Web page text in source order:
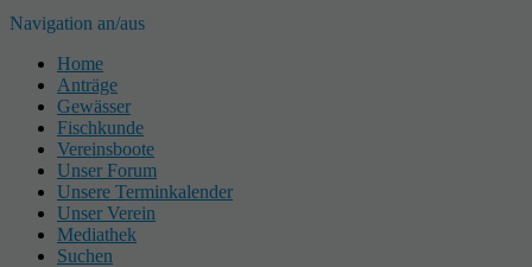
Navigation an/aus
Home
Anträge
Gewässer
Fischkunde
Vereinsboote
Unser Forum
Unsere Terminkalender
Unser Verein
Mediathek
Suchen